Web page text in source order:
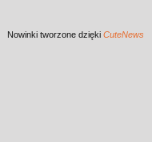
Nowinki tworzone dzięki CuteNews